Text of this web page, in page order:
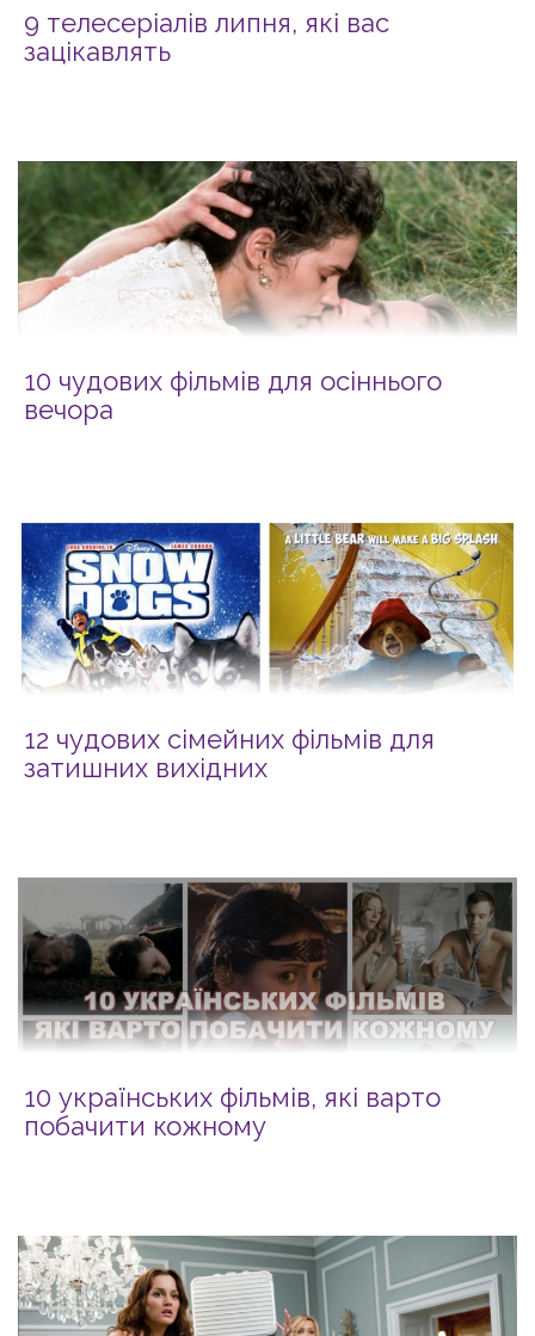
9 телесеріалів липня, які вас
зацікавлять
10 чудових фільмів для осіннього
вечора
12 чудових сімейних фільмів для
затишних вихідних
10 українських фільмів, які варто
побачити кожному